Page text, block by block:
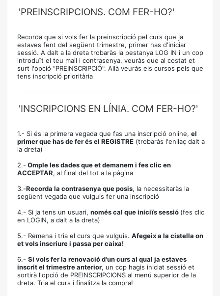
'PREINSCRIPCIONS. COM FER-HO?'
Recorda que si vols fer la preinscripció pel curs que ja
estaves fent del següent trimestre, primer has d'iniciar
sessió. A dalt a la dreta trobaràs la pestanya LOG IN i un cop
introduït el teu mail i contrasenya, veuràs que al costat et
surt l'opció "PREINSCRIPCIÓ". Allà veuràs els cursos pels que
tens inscripció prioritària
'INSCRIPCIONS EN LÍNIA. COM FER-HO?'
1.- Si és la primera vegada que fas una inscripció online, el
primer que has de fer és el REGISTRE (trobaràs l'enllaç dalt a
la dreta)
2.- Omple les dades que et demanem i fes clic en
ACCEPTAR, al final del tot a la pàgina
3.-Recorda la contrasenya que posis, la necessitaràs la
següent vegada que vulguis fer una inscripció
4.- Si ja tens un usuari, només cal que iniciïs sessió (fes clic
en LOGIN, a dalt a la dreta)
5.- Remena i tria el curs que vulguis. Afegeix a la cistella on
et vols inscriure i passa per caixa!
6.- Si vols fer la renovació d'un curs al qual ja estaves
inscrit el trimestre anterior, un cop hagis iniciat sessió et
sortirà l'opció de PREINSCRIPCIONS al menú superior de la
dreta. Tria el curs i finalitza la compra!